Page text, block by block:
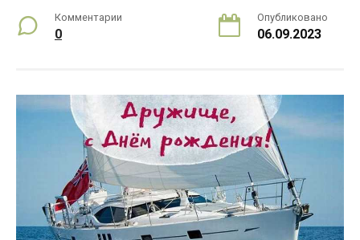
Комментарии
0
Опубликовано
06.09.2023